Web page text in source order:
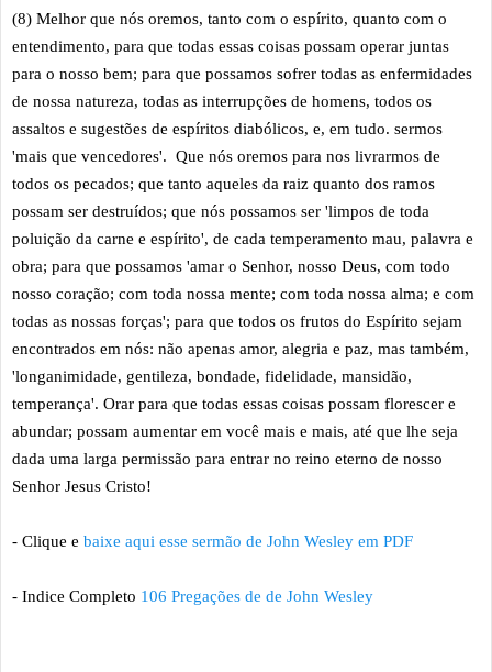
(8) Melhor que nós oremos, tanto com o espírito, quanto com o
entendimento, para que todas essas coisas possam operar juntas
para o nosso bem; para que possamos sofrer todas as enfermidades
de nossa natureza, todas as interrupções de homens, todos os
assaltos e sugestões de espíritos diabólicos, e, em tudo. sermos
'mais que vencedores'. Que nós oremos para nos livrarmos de
todos os pecados; que tanto aqueles da raiz quanto dos ramos
possam ser destruídos; que nós possamos ser 'limpos de toda
poluição da carne e espírito', de cada temperamento mau, palavra e
obra; para que possamos 'amar o Senhor, nosso Deus, com todo
nosso coração; com toda nossa mente; com toda nossa alma; e com
todas as nossas forças'; para que todos os frutos do Espírito sejam
encontrados em nós: não apenas amor, alegria e paz, mas também,
'longanimidade, gentileza, bondade, fidelidade, mansidão,
temperança'. Orar para que todas essas coisas possam florescer e
abundar; possam aumentar em você mais e mais, até que lhe seja
dada uma larga permissão para entrar no reino eterno de nosso
Senhor Jesus Cristo!
- Clique e baixe aqui esse sermão de John Wesley em PDF
- Indice Completo 106 Pregações de de John Wesley